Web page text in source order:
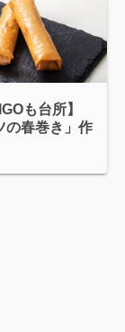
も台所】
の春巻き」作